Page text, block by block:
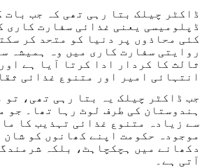
ڈاکٹر چیلک بتا رہی تھی کہ جب بات
ڈپلومیسی یعنی غذائی سفارت کاری
کئی محاذوں پر دنیا کو متحد کر
روایتی سفارت کاری میں وہ ہمیشہ
ثالث کا کردار ادا کرتا آیا ہے
انتہائی امیر اور متنوع غذائی
جب ڈاکٹر چیلک یہ بتا رہی تھی، تو
ہندوستان کی طرف لوٹ رہا تھا۔ جو
سے زیادہ متنوع غذائی تہذیب کا
موجودہ حکومت اپنے کھانوں کو شان
دکھانے میں ہچکچاہٹ، بلکہ
آتی ہے۔